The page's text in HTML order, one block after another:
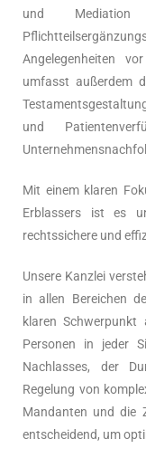
und
Angelegenheiten
umfasst außerdem
und
Mit einem klaren
Erblassers ist es
rechtssichere und
Unsere Kanzlei
in allen Bereichen
klaren
Personen in jeder
Nachlasses, der
Regelung von
Mandanten und die
entscheidend, um